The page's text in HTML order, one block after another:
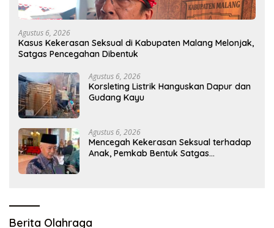
Agustus 6, 2026
Kasus Kekerasan Seksual di Kabupaten Malang Melonjak,
Satgas Pencegahan Dibentuk
Agustus 6, 2026
Korsleting Listrik Hanguskan Dapur dan
Gudang Kayu
Agustus 6, 2026
Mencegah Kekerasan Seksual terhadap
Anak, Pemkab Bentuk Satgas
Berita Olahraga